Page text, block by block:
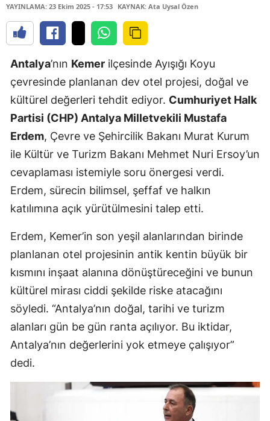
YAYINLAMA: 23 Ekim 2025 - 17:53 KAYNAK: Ata Uysal Özen
Antalya’nın Kemer ilçesinde Ayışığı Koyu
çevresinde planlanan dev otel projesi, doğal ve
kültürel değerleri tehdit ediyor. Cumhuriyet Halk
Partisi (CHP) Antalya Milletvekili Mustafa
Erdem, Çevre ve Şehircilik Bakanı Murat Kurum
ile Kültür ve Turizm Bakanı Mehmet Nuri Ersoy’un
cevaplaması istemiyle soru önergesi verdi.
Erdem, sürecin bilimsel, şeffaf ve halkın
katılımına açık yürütülmesini talep etti.
Erdem, Kemer’in son yeşil alanlarından birinde
planlanan otel projesinin antik kentin büyük bir
kısmını inşaat alanına dönüştüreceğini ve bunun
kültürel mirası ciddi şekilde riske atacağını
söyledi. “Antalya’nın doğal, tarihi ve turizm
alanları gün be gün ranta açılıyor. Bu iktidar,
Antalya’nın değerlerini yok etmeye çalışıyor”
dedi.